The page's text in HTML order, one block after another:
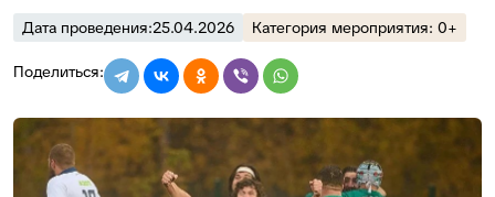
Дата проведения:25.04.2026 Категория мероприятия: 0+